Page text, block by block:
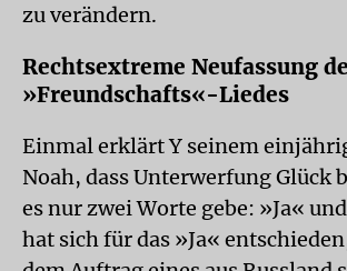
zu verändern.
Rechtsextreme Neufassung
»Freundschafts«-Liedes
Einmal erklärt Y seinem
Noah, dass Unterwerfung Glück
es nur zwei Worte gebe: »Ja«
hat sich für das »Ja«